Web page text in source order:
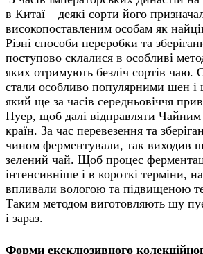
в Китаї – деякі сорти його
високопоставленим особам як
Різні способи переробки та
поступово склалися в особливі
яких отримують безліч сортів чаю.
стали особливо популярними шен і
який ще за часів середньовіччя
Пуер, щоб далі відправляти
країн. За час перевезення та
чином ферментували, так виходив
зелений чай. Щоб процес
інтенсивніше і в короткі терміни,
впливали вологою та підвищеною
Таким методом виготовляють шу
і зараз.
Форми ексклюзивного